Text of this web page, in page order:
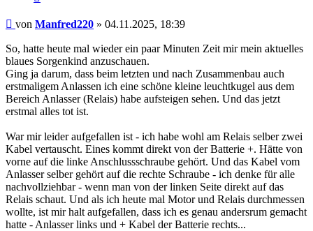
Beitrag
von Manfred220 » 04.11.2025, 18:39
So, hatte heute mal wieder ein paar Minuten Zeit mir mein aktuelles
blaues Sorgenkind anzuschauen.
Ging ja darum, dass beim letzten und nach Zusammenbau auch
erstmaligem Anlassen ich eine schöne kleine leuchtkugel aus dem
Bereich Anlasser (Relais) habe aufsteigen sehen. Und das jetzt
erstmal alles tot ist.
War mir leider aufgefallen ist - ich habe wohl am Relais selber zwei
Kabel vertauscht. Eines kommt direkt von der Batterie +. Hätte von
vorne auf die linke Anschlussschraube gehört. Und das Kabel vom
Anlasser selber gehört auf die rechte Schraube - ich denke für alle
nachvollziehbar - wenn man von der linken Seite direkt auf das
Relais schaut. Und als ich heute mal Motor und Relais durchmessen
wollte, ist mir halt aufgefallen, dass ich es genau andersrum gemacht
hatte - Anlasser links und + Kabel der Batterie rechts...